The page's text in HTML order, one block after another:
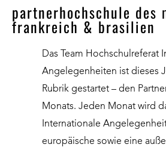
partnerhochschule des
frankreich & brasilien
Das Team Hochschulreferat
Angelegenheiten ist dieses
Rubrik gestartet – den
Monats. Jeden Monat wird
Internationale
europäische sowie eine